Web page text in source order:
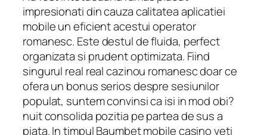
impresionati din cauza calitatea aplicatiei
mobile un eficient acestui operator
romanesc. Este destul de fluida, perfect
organizata si prudent optimizata. Fiind
singurul real real cazinou romanesc doar ce
ofera un bonus serios despre sesiunilor
populat, suntem convinsi ca isi in mod obi?
nuit consolida pozitia pe partea de sus a
piata. In timpul Baumbet mobile casino veti